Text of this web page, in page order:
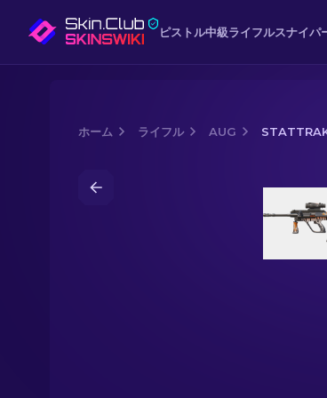
ピストル中級ライフルスナイパ
ホーム ライフル AUG
StatTrak™ AUG |